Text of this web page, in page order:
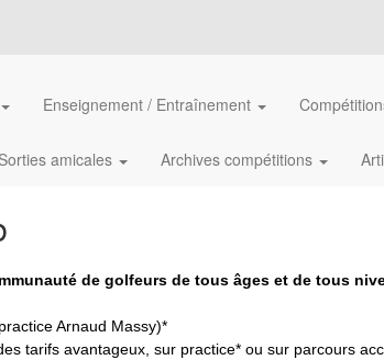
Enseignement / Entraînement
Sorties amicales Archives compétitions
de golfeurs de tous âges et de tous
Arnaud Massy)*
tarifs avantageux, sur practice* ou sur parcours